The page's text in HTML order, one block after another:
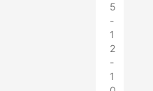
5
-
1
2
-
1